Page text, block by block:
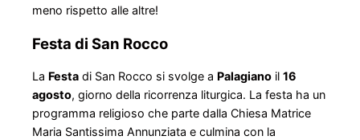
meno rispetto alle altre!
Festa di San Rocco
La Festa di San Rocco si svolge a Palagiano il 16
agosto, giorno della ricorrenza liturgica. La festa ha un
programma religioso che parte dalla Chiesa Matrice
Maria Santissima Annunziata e culmina con la